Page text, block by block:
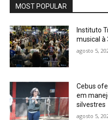
MOST POPULAR
Instituto
musical à
agosto 5,
Cebus
em
silvestres
agosto 5,